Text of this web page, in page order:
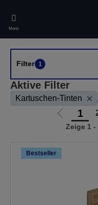
main
content
Menü
Filter 1
Aktive Filter
Kartuschen-Tinten
Zur
1
Zeige 1 -
Bestseller